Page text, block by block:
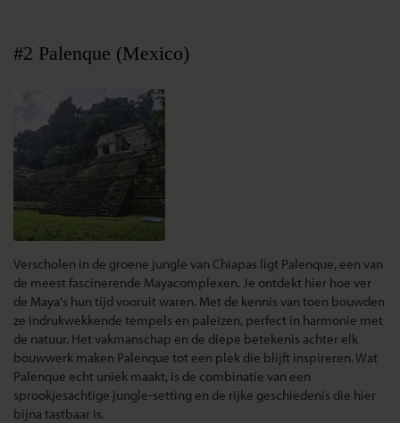
#2 Palenque (Mexico)
Verscholen in de groene jungle van Chiapas ligt Palenque, een van
de meest fascinerende Mayacomplexen. Je ontdekt hier hoe ver
de Maya's hun tijd vooruit waren. Met de kennis van toen bouwden
ze indrukwekkende tempels en paleizen, perfect in harmonie met
de natuur. Het vakmanschap en de diepe betekenis achter elk
bouwwerk maken Palenque tot een plek die blijft inspireren.Wat
Palenque echt uniek maakt, is de combinatie van een
sprookjesachtige jungle-setting en de rijke geschiedenis die hier
bijna tastbaar is.